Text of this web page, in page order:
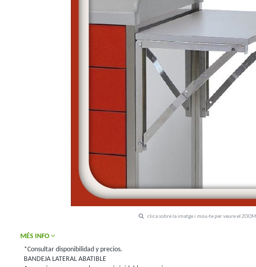
clica sobre la imatge i mou-te per veure el ZOOM
MÉS INFO
*Consultar disponibilidad y precios.
BANDEJA LATERAL ABATIBLE